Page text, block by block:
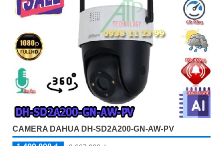
CAMERA DAHUA DH-SD2A200-GN-AW-PV